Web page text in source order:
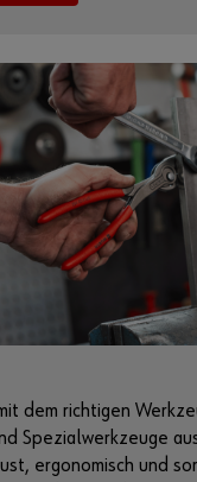
dem richtigen
Spezialwerkzeuge
ergonomisch und